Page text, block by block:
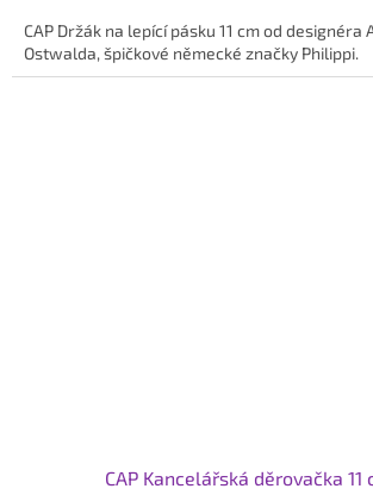
CAP Držák na lepící pásku 11 cm od designéra
Ostwalda, špičkové německé značky Philippi.
CAP Kancelářská děrovačka 11